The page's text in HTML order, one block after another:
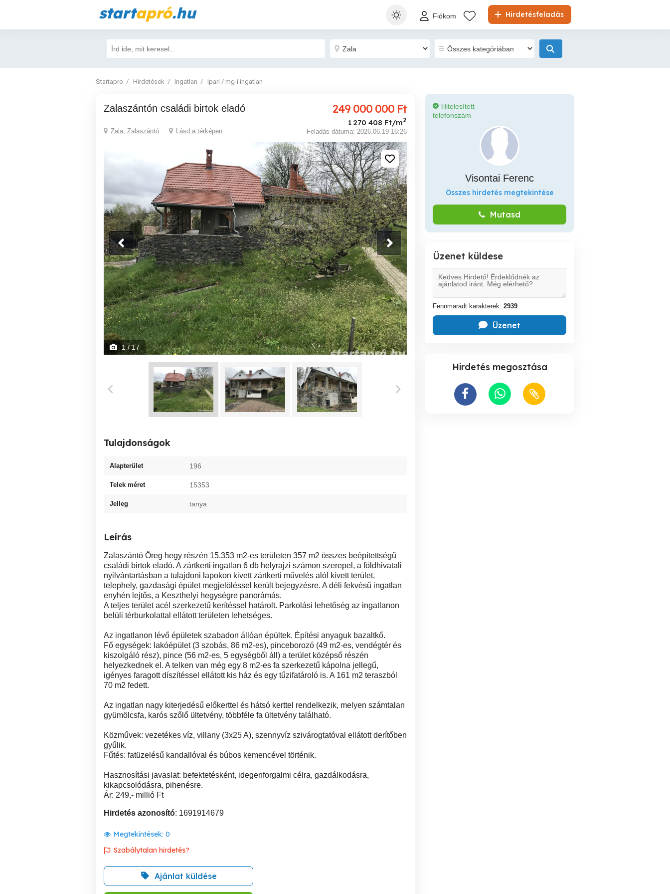
startapró.hu Hirdetésfeladás
Fiókom
Startapro Hirdetések Ingatlan Ipari / mg-i ingatlan
Zalaszántón családi birtok eladó 249 000 000 Ft
1 270 408 Ft/m2
Zala Zalaszántó Lásd a térképen Feladás dátuma: 2026.06.19 16:26
1/ 17
Tulajdonságok
Alapterület 196
Telek méret 15353
Jelleg tanya
Leírás
Zalaszántó Öreg hegy részén 15.353 m2-es területen 357 m2 összes beépítettségű
családi birtok eladó. A zártkerti ingatlan 6 db helyrajzi számon szerepel, a földhivatali
nyilvántartásban a tulajdoni lapokon kivett zártkerti művelés alól kivett terület,
telephely, gazdasági épület megjelöléssel került bejegyzésre. A déli fekvésű ingatlan
enyhén lejtős, a Keszthelyi hegységre panorámás.
A teljes terület acél szerkezetű kerítéssel határolt. Parkolási lehetőség az ingatlanon
belüli térburkolattal ellátott területen lehetséges.
Az ingatlanon lévő épületek szabadon állóan épültek. Építési anyaguk bazaltkő.
Fő egységek: lakóépület (3 szobás, 86 m2-es), pinceborozó (49 m2-es, vendégtér és
kiszolgáló rész), pince (56 m2-es, 5 egységből áll) a terület középső részén
helyezkednek el. A telken van még egy 8 m2-es fa szerkezetű kápolna jellegű,
igényes faragott díszítéssel ellátott kis ház és egy tűzifatároló is. A 161 m2 teraszból
70 m2 fedett.
Az ingatlan nagy kiterjedésű előkerttel és hátsó kerttel rendelkezik, melyen számtalan
gyümölcsfa, karós szőlő ültetvény, többféle fa ültetvény található.
Közművek: vezetékes víz, villany (3x25 A), szennyvíz szivárogtatóval ellátott derítőben
gyűlik.
Fűtés: fatüzelésű kandallóval és búbos kemencével történik.
Hasznosítási javaslat: befektetésként, idegenforgalmi célra, gazdálkodásra,
kikapcsolódásra, pihenésre.
Ár: 249,- millió Ft
Hirdetés azonosító: 1691914679
Megtekintések: 0
Szabálytalan hirdetés?
Ajánlat küldése
Hitelesített
telefonszám
Visontai Ferenc
Összes hirdetés megtekintése
Mutasd
Üzenet küldese
Fennmaradt karakterek: 2939
Üzenet
Hirdetés megosztása